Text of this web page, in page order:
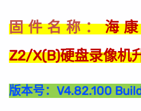
固件名称：海
Z2/X(B)硬盘录像机
版本号： V4.82.100